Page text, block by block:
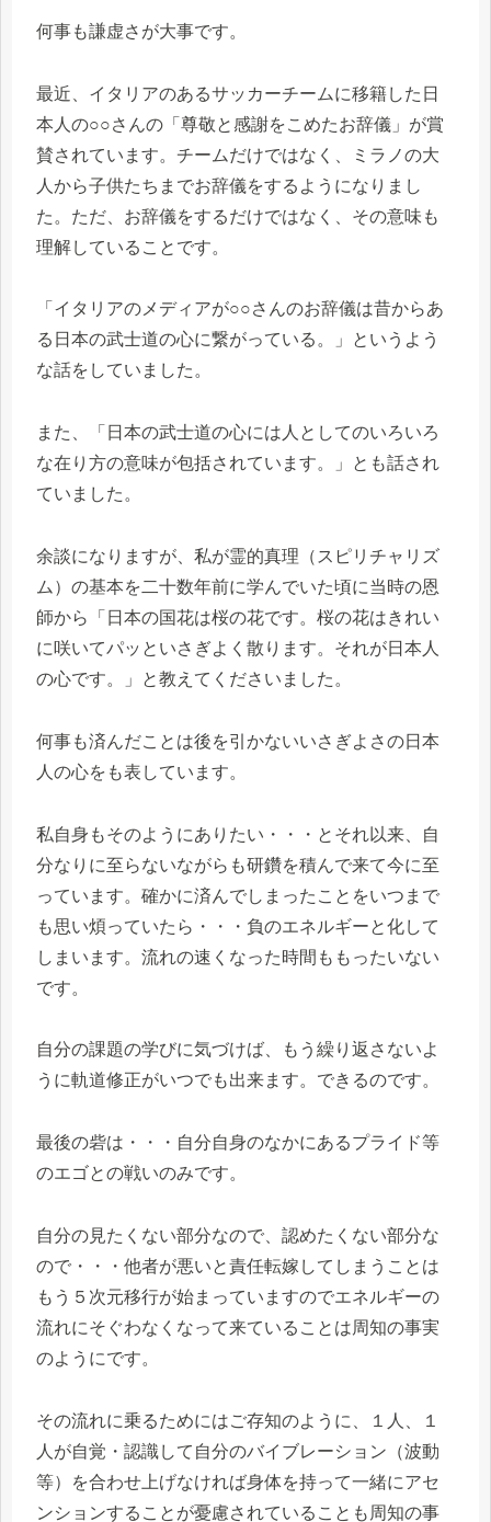
何事も謙虚さが大事です。
最近、イタリアのあるサッカーチームに移籍した日
本人の○○さんの「尊敬と感謝をこめたお辞儀」が賞
賛されています。チームだけではなく、ミラノの大
人から子供たちまでお辞儀をするようになりまし
た。ただ、お辞儀をするだけではなく、その意味も
理解していることです。
「イタリアのメディアが○○さんのお辞儀は昔からあ
る日本の武士道の心に繋がっている。」というよう
な話をしていました。
また、「日本の武士道の心には人としてのいろいろ
な在り方の意味が包括されています。」とも話され
ていました。
余談になりますが、私が霊的真理（スピリチャリズ
ム）の基本を二十数年前に学んでいた頃に当時の恩
師から「日本の国花は桜の花です。桜の花はきれい
に咲いてパッといさぎよく散ります。それが日本人
の心です。」と教えてくださいました。
何事も済んだことは後を引かないいさぎよさの日本
人の心をも表しています。
私自身もそのようにありたい・・・とそれ以来、自
分なりに至らないながらも研鑽を積んで来て今に至
っています。確かに済んでしまったことをいつまで
も思い煩っていたら・・・負のエネルギーと化して
しまいます。流れの速くなった時間ももったいない
です。
自分の課題の学びに気づけば、もう繰り返さないよ
うに軌道修正がいつでも出来ます。できるのです。
最後の砦は・・・自分自身のなかにあるプライド等
のエゴとの戦いのみです。
自分の見たくない部分なので、認めたくない部分な
ので・・・他者が悪いと責任転嫁してしまうことは
もう５次元移行が始まっていますのでエネルギーの
流れにそぐわなくなって来ていることは周知の事実
のようにです。
その流れに乗るためにはご存知のように、１人、１
人が自覚・認識して自分のバイブレーション（波動
等）を合わせ上げなければ身体を持って一緒にアセ
ンションすることが憂慮されていることも周知の事